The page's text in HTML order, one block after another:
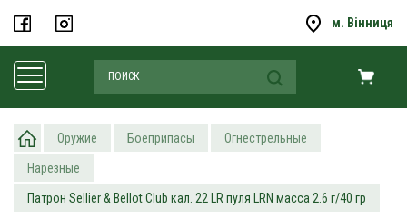
м. Вінниця
Оружие Боеприпасы Огнестрельные
Нарезные
Патрон Sellier & Bellot Club кал. 22 LR пуля LRN масса 2.6 г/40 гр